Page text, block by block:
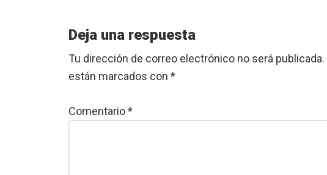
Reader
Interactions
Deja una respuesta
Tu dirección de correo electrónico no será publicada.
están marcados con *
Comentario*